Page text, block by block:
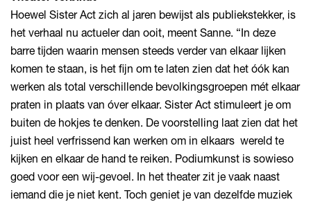
Hoewel Sister Act zich al jaren bewijst als publiekstekker, is
het verhaal nu actueler dan ooit, meent Sanne. “In deze
barre tijden waarin mensen steeds verder van elkaar lijken
komen te staan, is het fijn om te laten zien dat het óók kan
werken als total verschillende bevolkingsgroepen mét elkaar
praten in plaats van óver elkaar. Sister Act stimuleert je om
buiten de hokjes te denken. De voorstelling laat zien dat het
juist heel verfrissend kan werken om in elkaars wereld te
kijken en elkaar de hand te reiken. Podiumkunst is sowieso
goed voor een wij-gevoel. In het theater zit je vaak naast
iemand die je niet kent. Toch geniet je van dezelfde muziek